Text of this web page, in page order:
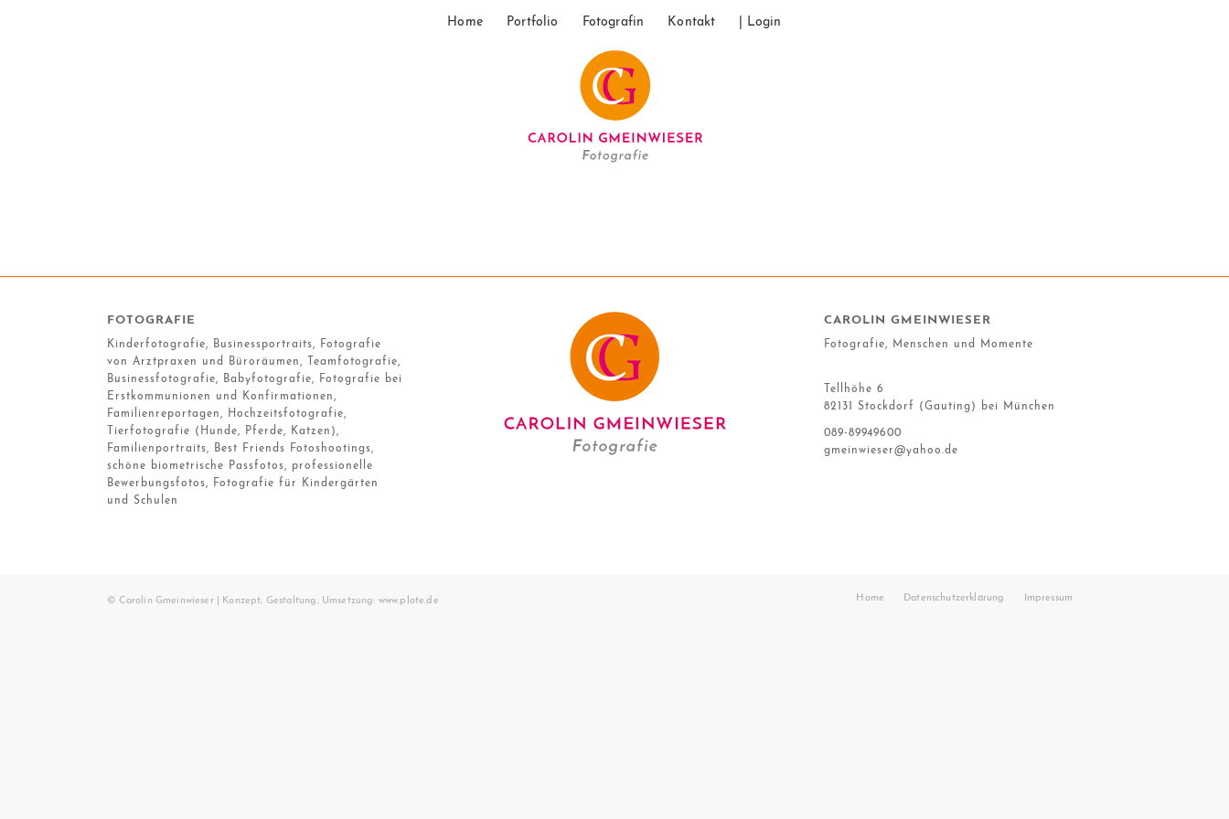
Home Portfolio Fotografin Kontakt | Login
FOTOGRAFIE
Kinderfotografie, Businessportraits, Fotografie
von Arztpraxen und Büroräumen, Teamfotografie,
Businessfotografie, Babyfotografie, Fotografie bei
Erstkommunionen und Konfirmationen,
Familienreportagen, Hochzeitsfotografie,
Tierfotografie (Hunde, Pferde, Katzen),
Familienportraits, Best Friends Fotoshootings,
schöne biometrische Passfotos, professionelle
Bewerbungsfotos, Fotografie für Kindergärten
und Schulen
CAROLIN GMEINWIESER
Fotografie, Menschen und Momente
Tellhöhe 6
82131 Stockdorf (Gauting) bei München
089-89949600
gmeinwieser@yahoo.de
© Carolin Gmeinwieser | Konzept, Gestaltung, Umsetzung: www.plote.de Home Datenschutzerklärung Impressum